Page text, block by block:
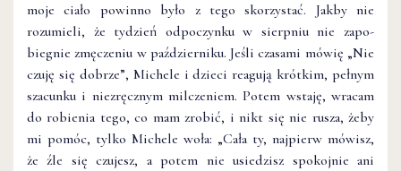
moje ciało powinno było z tego skorzystać. Jak­by nie
rozumieli, że tydzień odpoczynku w sierpniu nie zapo­
biegnie zmęczeniu w październiku. Jeśli czasami mówię „Nie
czuję się dobrze”, Michele i dzieci reagują krótkim, pełnym
szacunku i niezręcznym milczeniem. Potem wstaję, wracam
do robienia tego, co mam zrobić, i nikt się nie rusza, żeby
mi pomóc, tylko Michele woła: „Cała ty, najpierw mówisz,
że źle się czujesz, a potem nie usiedzisz spokojnie ani